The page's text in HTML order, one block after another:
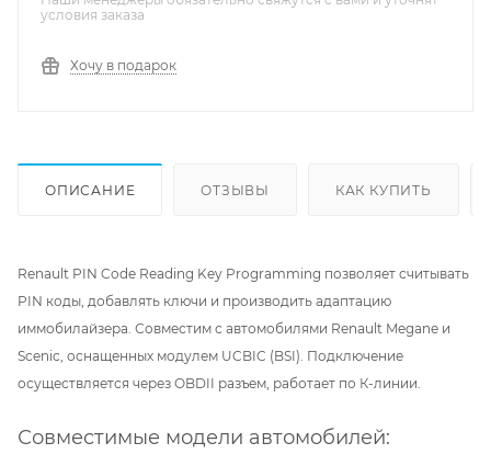
условия заказа
Хочу в подарок
ОПИСАНИЕ ОТЗЫВЫ КАК КУПИТЬ
Renault PIN Code Reading Key Programming позволяет считывать
PIN коды, добавлять ключи и производить адаптацию
иммобилайзера. Совместим с автомобилями Renault Megane и
Scenic, оснащенных модулем UCBIC (BSI). Подключение
осуществляется через OBDII разъем, работает по К-линии.
Совместимые модели автомобилей: